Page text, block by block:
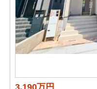
3,190万円